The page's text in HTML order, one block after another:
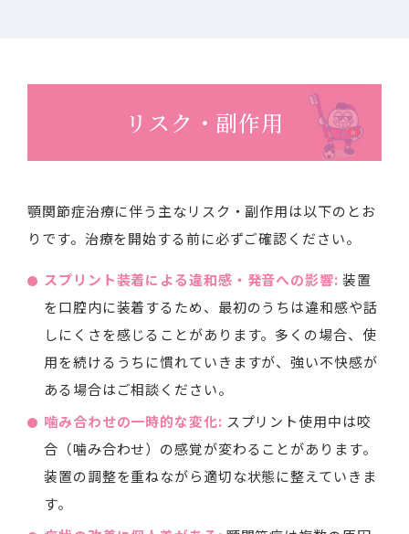
リスク・副作用
顎関節症治療に伴う主なリスク・副作用は以下のとお
りです。治療を開始する前に必ずご確認ください。
スプリント装着による違和感・発音への影響: 装置
を口腔内に装着するため、最初のうちは違和感や話
しにくさを感じることがあります。多くの場合、使
用を続けるうちに慣れていきますが、強い不快感が
ある場合はご相談ください。
噛み合わせの一時的な変化: スプリント使用中は咬
合（噛み合わせ）の感覚が変わることがあります。
装置の調整を重ねながら適切な状態に整えていきま
す。